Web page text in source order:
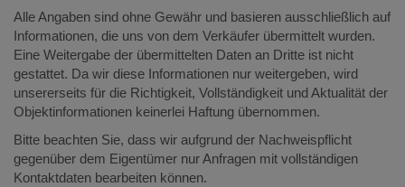
Alle Angaben sind ohne Gewähr und basieren ausschließlich auf
Informationen, die uns von dem Verkäufer übermittelt wurden.
Eine Weitergabe der übermittelten Daten an Dritte ist nicht
gestattet. Da wir diese Informationen nur weitergeben, wird
unsererseits für die Richtigkeit, Vollständigkeit und Aktualität der
Objektinformationen keinerlei Haftung übernommen.
Bitte beachten Sie, dass wir aufgrund der Nachweispflicht
gegenüber dem Eigentümer nur Anfragen mit vollständigen
Kontaktdaten bearbeiten können.